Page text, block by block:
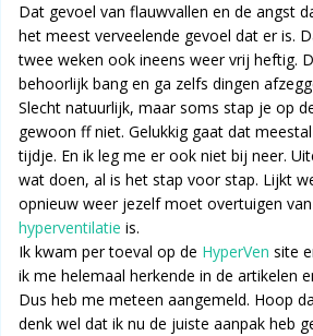
Dat gevoel van flauwvallen en de angst
het meest verveelende gevoel dat er is.
twee weken ook ineens weer vrij heftig.
behoorlijk bang en ga zelfs dingen
Slecht natuurlijk, maar soms stap je op
gewoon ff niet. Gelukkig gaat dat
tijdje. En ik leg me er ook niet bij neer.
wat doen, al is het stap voor stap. Lijkt
opnieuw weer jezelf moet overtuigen
hyperventilatie is.
Ik kwam per toeval op de HyperVen site
ik me helemaal herkende in de artikelen
Dus heb me meteen aangemeld. Hoop
denk wel dat ik nu de juiste aanpak heb